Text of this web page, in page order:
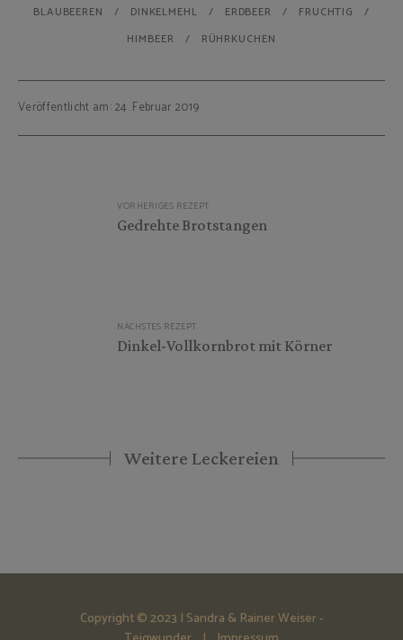
BLAUBEEREN DINKELMEHL ERDBEER
FRUCHTIG
HIMBEER
RÜHRKUCHEN
Veröffentlicht am: 24. Februar 2019
VORHERIGES REZEPT
Gedrehte Brotstangen
NÄCHSTES REZEPT
Dinkel-Vollkornbrot mit Körner
Weitere Leckereien
Copyright © 2023 | Sandra & Rainer Weiser -